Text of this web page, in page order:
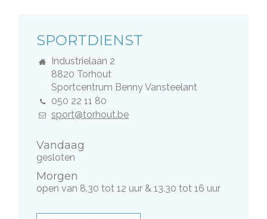
DIENST
SPORTDIENST
AdresIndustrielaan 2
,8820 Torhout
Gebouw
Sportcentrum Benny Vansteelant
Tel. 050 22 11 80
E- sport@torhout.be
Vandaag
gesloten
Morgen
open van 8.30 tot 12 uur & 13.30 tot 16 uur